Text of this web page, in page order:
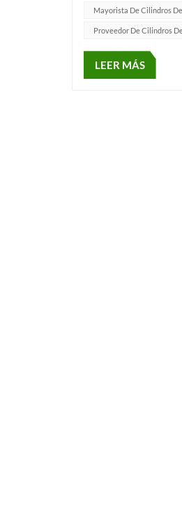
Mayorista De Cilindros
Proveedor De Cilindros
LEER MÁS